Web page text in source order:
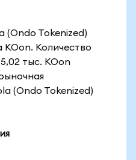
(Ondo Tokenized)
KOon. Количество
тыс. KOon
(Ondo Tokenized)